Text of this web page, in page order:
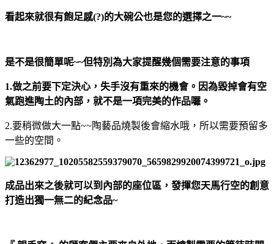
看起來就很有飽足感(?)的大碗公也是您的選擇之一~~
是不是很簡單呢~~但特別為大家提醒幾個需要注意的事項
1.做之前要下定決心，失手沒有重來的機會。因為毀掉會有空
氣跑進陶土的內部，就不是一項完美的作品囉。
2.要稍微做大一點~~陶藝品燒製後會縮水哦，所以需要預留多
一些的空間。
成品出來之後就可以到內部的座位區，發揮您天馬行空的創意
打造出獨一無二的紀念品~